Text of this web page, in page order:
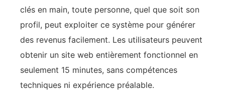
clés en main, toute personne, quel que soit son
profil, peut exploiter ce système pour générer
des revenus facilement. Les utilisateurs peuvent
obtenir un site web entièrement fonctionnel en
seulement 15 minutes, sans compétences
techniques ni expérience préalable.